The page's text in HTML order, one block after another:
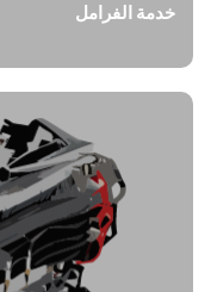
خدمة الفرامل